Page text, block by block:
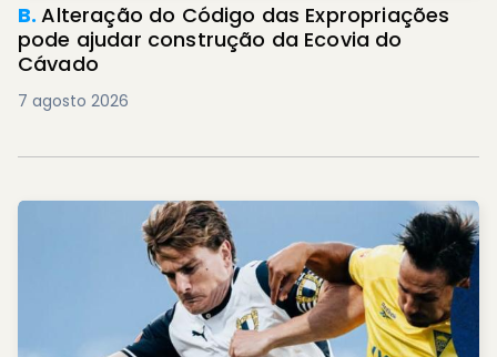
B.Alteração do Código das Expropriações
pode ajudar construção da Ecovia do
Cávado
7 agosto 2026